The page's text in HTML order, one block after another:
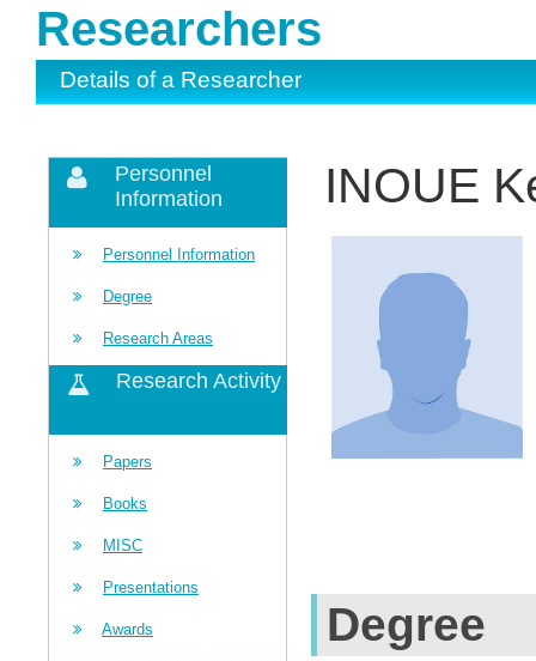
Researchers
Details of a Researcher
Personnel
Information
Personnel Information
Degree
Research Areas
Research Activity
Papers
Books
MISC
Presentations
Awards
INOUE
Degree